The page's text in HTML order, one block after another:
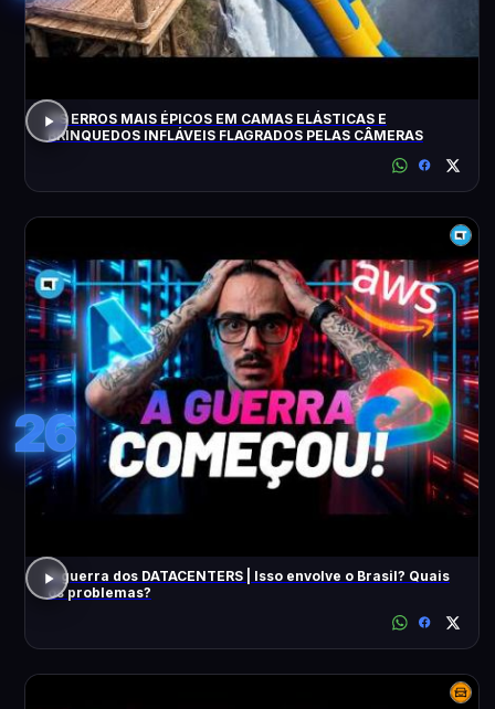
OS ERROS MAIS ÉPICOS EM CAMAS ELÁSTICAS E
BRINQUEDOS INFLÁVEIS FLAGRADOS PELAS CÂMERAS
26
A guerra dos DATACENTERS | Isso envolve o Brasil? Quais
os problemas?